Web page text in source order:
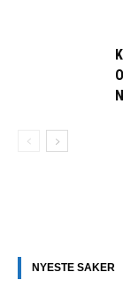
NYESTE SAKER